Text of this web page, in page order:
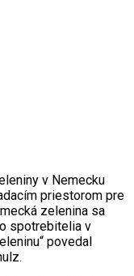
v Nemecku
priestorom pre
zelenina sa
spotrebitelia v
povedal